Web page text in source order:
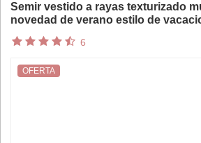
Semir vestido a rayas texturizado
novedad de verano estilo de
6
OFERTA